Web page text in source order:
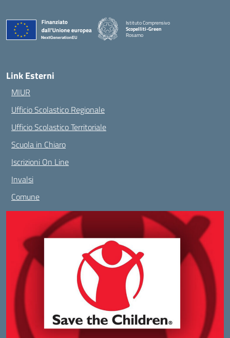
Istituto Comprensivo
Scopelliti-Green
Rosarno
Link Esterni
MIUR
Ufficio Scolastico Regionale
Ufficio Scolastico Territoriale
Scuola in Chiaro
Iscrizioni On Line
Invalsi
Comune